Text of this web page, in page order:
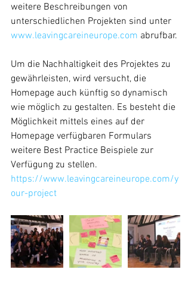
weitere Beschreibungen von
unterschiedlichen Projekten sind unter
www.leavingcareineurope.com abrufbar.
Um die Nachhaltigkeit des Projektes zu
gewährleisten, wird versucht, die
Homepage auch künftig so dynamisch
wie möglich zu gestalten. Es besteht die
Möglichkeit mittels eines auf der
Homepage verfügbaren Formulars
weitere Best Practice Beispiele zur
Verfügung zu stellen.
https://www.leavingcareineurope.com/y
our-project